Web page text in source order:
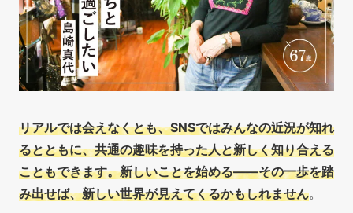
リアルでは会えなくとも、SNSではみんなの近況が知れ
るとともに、共通の趣味を持った人と新しく知り合える
こともできます。新しいことを始める——その一歩を踏
み出せば、新しい世界が見えてくるかもしれません。